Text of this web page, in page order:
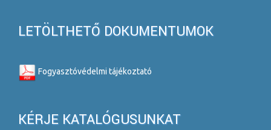
LETÖLTHETŐ DOKUMENTUMOK
Fogyasztóvédelmi tájékoztató
KÉRJE KATALÓGUSUNKAT